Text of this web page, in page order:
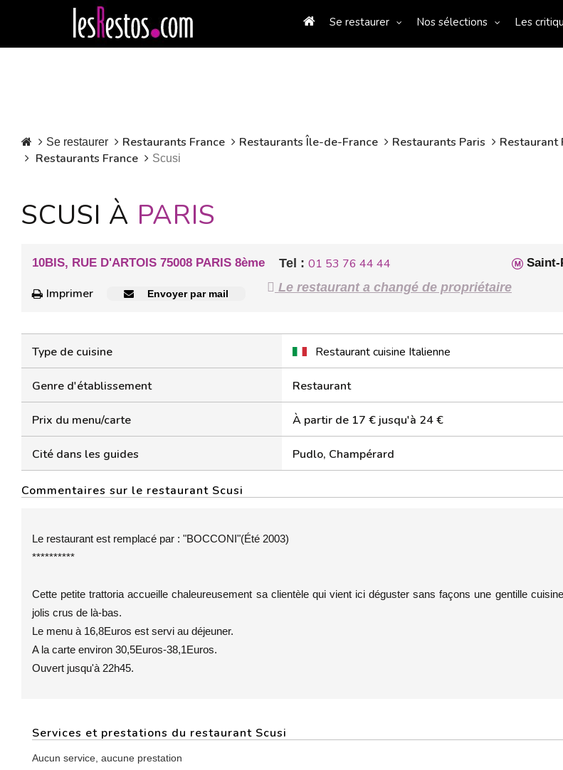
Se restaurer Nos sélections Les
Se restaurer Restaurants France Restaurants Île-de-France Restaurants Paris
Restaurant
Restaurants France
Scusi
SCUSI À PARIS
10BIS, RUE D'ARTOIS 75008 PARIS 8ème Saint-
Tel : 01 53 76 44 44
Imprimer
Envoyer par mail Le restaurant a changé de propriétaire
Type de cuisine Restaurant cuisine Italienne
Genre d'établissement Restaurant
Prix du menu/carte À partir de 17 € jusqu'à 24 €
Cité dans les guides Pudlo, Champérard
Commentaires sur le restaurant Scusi
Le restaurant est remplacé par : "BOCCONI"(Été 2003)
**********
Cette petite trattoria accueille chaleureusement sa clientèle qui vient ici déguster sans façons une gentille
jolis crus de là-bas.
Le menu à 16,8Euros est servi au déjeuner.
A la carte environ 30,5Euros-38,1Euros.
Ouvert jusqu'à 22h45.
Services et prestations du restaurant Scusi
Aucun service, aucune prestation